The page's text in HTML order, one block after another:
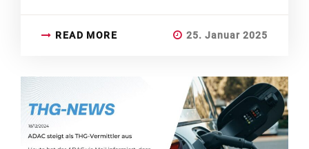
READ MORE 25. Januar 2025